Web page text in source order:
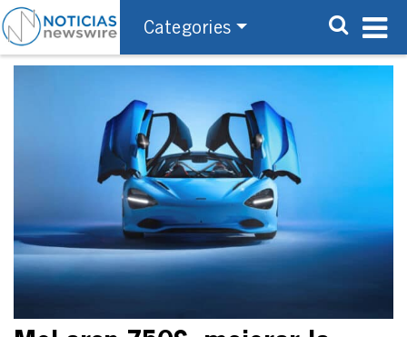
Categories